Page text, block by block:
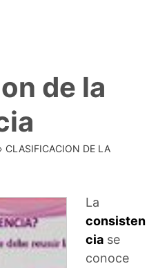
de la
CLASIFICACION DE LA
La
consisten
cia se
conoce